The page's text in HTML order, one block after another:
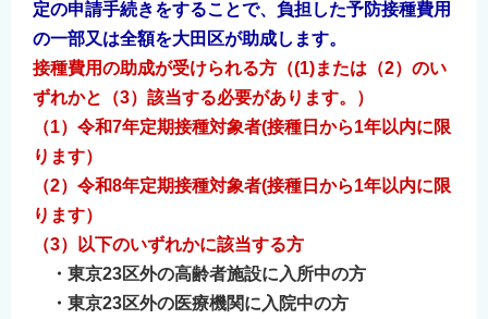
定の申請手続きをすることで、負担した予防接種費用
の一部又は全額を大田区が助成します。
接種費用の助成が受けられる方（(1)または（2）のい
ずれかと（3）該当する必要があります。）
（1）令和7年定期接種対象者(接種日から1年以内に限
ります）
（2）令和8年定期接種対象者(接種日から1年以内に限
ります）
（3）以下のいずれかに該当する方
・東京23区外の高齢者施設に入所中の方
・東京23区外の医療機関に入院中の方